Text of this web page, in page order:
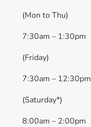
(Mon to Thu)
7:30am – 1:30pm
(Friday)
7:30am – 12:30pm
(Saturday*)
8:00am – 2:00pm